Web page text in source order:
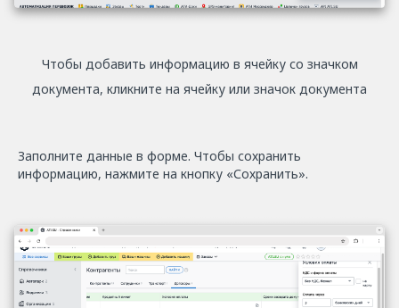
Чтобы добавить информацию в ячейку со значком
документа, кликните на ячейку или значок документа
Заполните данные в форме. Чтобы сохранить
информацию, нажмите на кнопку «Сохранить».